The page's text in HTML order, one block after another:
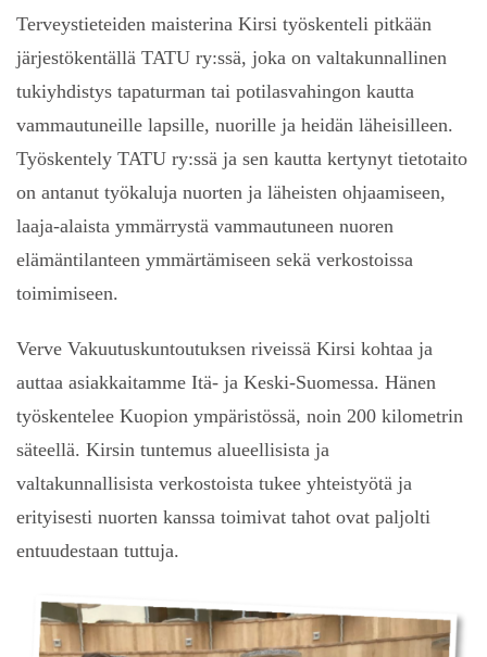
Terveystieteiden maisterina Kirsi työskenteli pitkään
järjestökentällä TATU ry:ssä, joka on valtakunnallinen
tukiyhdistys tapaturman tai potilasvahingon kautta
vammautuneille lapsille, nuorille ja heidän läheisilleen.
Työskentely TATU ry:ssä ja sen kautta kertynyt tietotaito
on antanut työkaluja nuorten ja läheisten ohjaamiseen,
laaja-alaista ymmärrystä vammautuneen nuoren
elämäntilanteen ymmärtämiseen sekä verkostoissa
toimimiseen.
Verve Vakuutuskuntoutuksen riveissä Kirsi kohtaa ja
auttaa asiakkaitamme Itä- ja Keski-Suomessa. Hänen
työskentelee Kuopion ympäristössä, noin 200 kilometrin
säteellä. Kirsin tuntemus alueellisista ja
valtakunnallisista verkostoista tukee yhteistyötä ja
erityisesti nuorten kanssa toimivat tahot ovat paljolti
entuudestaan tuttuja.